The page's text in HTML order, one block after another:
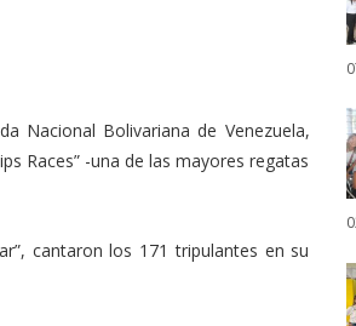
Nacional Bolivariana de Venezuela,
Races” -una de las mayores regatas
cantaron los 171 tripulantes en su